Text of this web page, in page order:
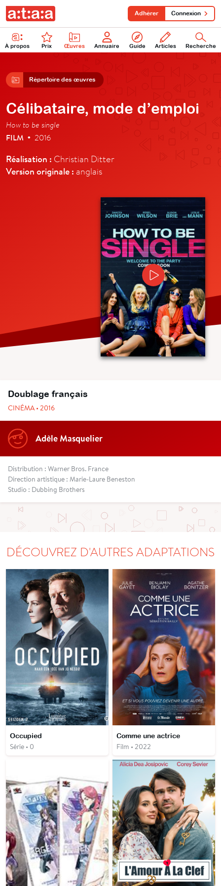
À propos Prix Œuvres Annuaire Guide Articles Recherche
Adhérer Connexion
Répertoire des œuvres
Célibataire, mode d’emploi
How to be single
FILM • 2016
Réalisation : Christian Ditter
Version originale : anglais
Doublage français
CINÉMA • 2016
Adèle Masquelier
Distribution : Warner Bros. France
Direction artistique : Marie-Laure Beneston
Studio : Dubbing Brothers
DÉCOUVREZ D'AUTRES ADAPTATIONS
Occupied
Série • 0
Comme une actrice
Film • 2022